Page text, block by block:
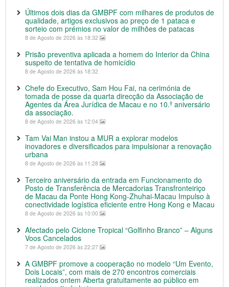
Últimos dois dias da GMBPF com milhares de produtos de
qualidade, artigos exclusivos ao preço de 1 pataca e
sorteio com prémios no valor de milhões de patacas
8 de Agosto de 2026 às 18:32
Prisão preventiva aplicada a homem do Interior da China
suspeito de tentativa de homicídio
8 de Agosto de 2026 às 18:32
Chefe do Executivo, Sam Hou Fai, na cerimónia de
tomada de posse da quarta direcção da Associação de
Agentes da Área Jurídica de Macau e no 10.º aniversário
da associação.
8 de Agosto de 2026 às 12:04
Tam Vai Man instou a MUR a explorar modelos
inovadores e diversificados para impulsionar a renovação
urbana
8 de Agosto de 2026 às 11:28
Terceiro aniversário da entrada em Funcionamento do
Posto de Transferência de Mercadorias Transfronteiriço
de Macau da Ponte Hong Kong-Zhuhai-Macau Impulso à
conectividade logística eficiente entre Hong Kong e Macau
8 de Agosto de 2026 às 10:00
Afectado pelo Ciclone Tropical “Golfinho Branco” – Alguns
Voos Cancelados
7 de Agosto de 2026 às 22:27
A GMBPF promove a cooperação no modelo “Um Evento,
Dois Locais”, com mais de 270 encontros comerciais
realizados ontem Aberta gratuitamente ao público em